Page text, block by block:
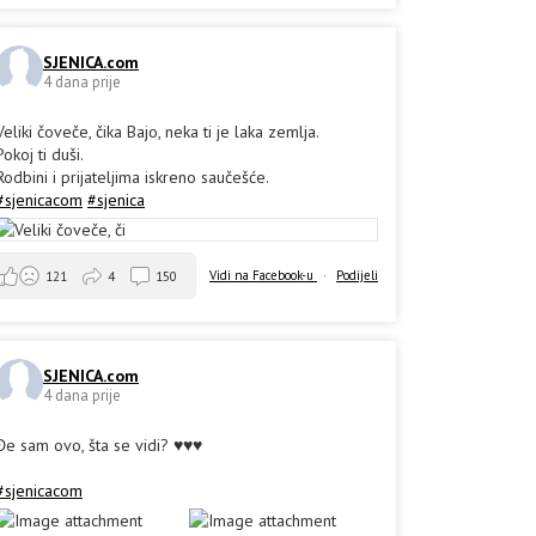
SJENICA.com
4 dana prije
čoveče, čika Bajo, neka ti je laka zemlja.
ti duši.
i prijateljima iskreno saučešće.
#sjenica
Vidi na Facebook-u · Podijeli
121 4 150
SJENICA.com
4 dana prije
sam ovo, šta se vidi? ♥️♥️♥️